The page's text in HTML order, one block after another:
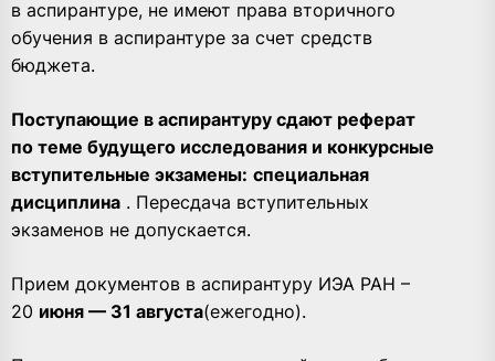
в аспирантуре, не имеют права вторичного
обучения в аспирантуре за счет средств
бюджета.
Поступающие в аспирантуру сдают реферат
по теме будущего исследования и конкурсные
вступительные экзамены: специальная
дисциплина . Пересдача вступительных
экзаменов не допускается.
Прием документов в аспирантуру ИЭА РАН –
20 июня — 31 августа(ежегодно).